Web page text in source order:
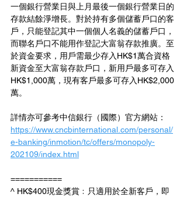
一個銀行營業日與上月最後一個銀行營業日的
存款結餘淨增長。對於持有多個儲蓄戶口的客
戶，只能登記其中一個個人名義的儲蓄戶口，
而聯名戶口不能用作登記大富翁存款推廣。至
於資金要求，用戶需最少存入HK$1萬合資格
新資金至大富翁存款戶口，新用戶最多可存入
HK$1,000萬，現有客戶最多可存入HK$2,000
萬。
詳情亦可參考中信銀行（國際）官方網站：
https://www.cncbinternational.com/personal/
e-banking/inmotion/tc/offers/monopoly-
202109/index.html
===========
^ HK$400現金獎賞﹕只適用於全新客戶，即